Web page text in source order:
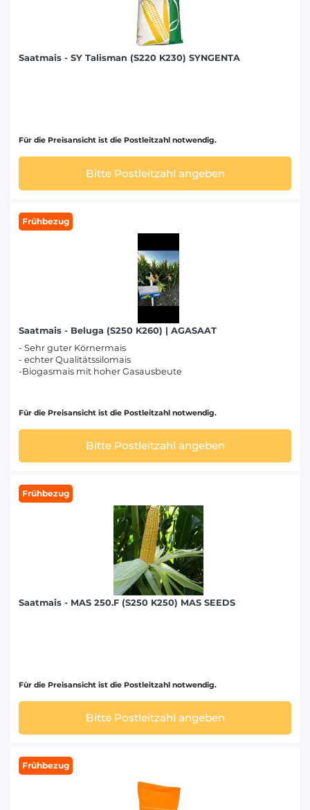
Saatmais - SY Talisman (S220 K230) SYNGENTA
Für die Preisansicht ist die Postleitzahl notwendig.
Bitte Postleitzahl angeben
Frühbezug
Saatmais - Beluga (S250 K260) | AGASAAT
- Sehr guter Körnermais
- echter Qualitätssilomais
-Biogasmais mit hoher Gasausbeute
Für die Preisansicht ist die Postleitzahl notwendig.
Bitte Postleitzahl angeben
Frühbezug
Saatmais - MAS 250.F (S250 K250) MAS SEEDS
Für die Preisansicht ist die Postleitzahl notwendig.
Bitte Postleitzahl angeben
Frühbezug